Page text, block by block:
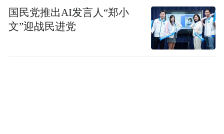
国民党推出AI发言人“郑小
文”迎战民进党